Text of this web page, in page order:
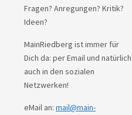
Fragen? Anregungen? Kritik?
Ideen?
MainRiedberg ist immer für
Dich da: per Email und natürlich
auch in den sozialen
Netzwerken!
eMail an: mail@main-